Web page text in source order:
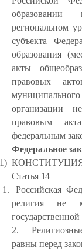
образовании
региональном
субъекта
образования
акты
правовых
организации
правовым
федеральным
Федеральное
1)
Статья 14
1.
Российская
религия не
2.
равны перед